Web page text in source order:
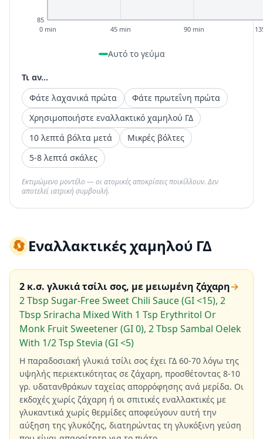
85
0 min 45 min 90 min
Αυτό το γεύμα
Τι αν...
Φάτε λαχανικά πρώτα
Φάτε πρωτεΐνη πρώτα
Χρησιμοποιήστε εναλλακτικό χαμηλού ΓΔ
10 λεπτά βόλτα μετά
Μικρές βόλτες
5-8 λεπτά σκάλες
Εκτιμώμενο μοντέλο — οι ατομικές αποκρίσεις ποικίλλουν. Δεν
αποτελεί ιατρική συμβουλή.
🔄Εναλλακτικές χαμηλού ΓΔ
2 κ.σ. γλυκιά τσίλι σος, με μειωμένη ζάχαρη→
2 Tbsp Sugar-Free Sweet Chili Sauce (GI <15), 2
Tbsp Sriracha Mixed With 1 Tsp Erythritol Or
Monk Fruit Sweetener (GI 0), 2 Tbsp Sambal Oelek
With 1/2 Tsp Stevia (GI <5)
Η παραδοσιακή γλυκιά τσίλι σος έχει ΓΔ 60-70 λόγω της
υψηλής περιεκτικότητας σε ζάχαρη, προσθέτοντας 8-10
γρ. υδατανθράκων ταχείας απορρόφησης ανά μερίδα. Οι
εκδοχές χωρίς ζάχαρη ή οι σπιτικές εναλλακτικές με
γλυκαντικά χωρίς θερμίδες αποφεύγουν αυτή την
αύξηση της γλυκόζης, διατηρώντας τη γλυκόξινη γεύση